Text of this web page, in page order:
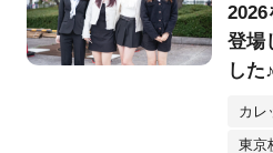
2026
登場
した♪
カレ
東京